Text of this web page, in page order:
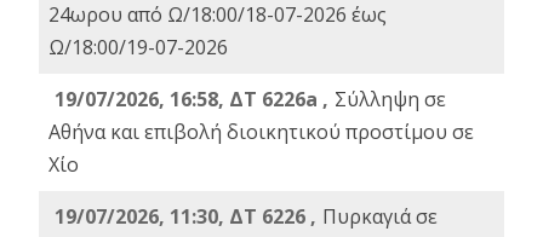
24ωρου από Ω/18:00/18-07-2026 έως
Ω/18:00/19-07-2026
19/07/2026, 16:58, ΔΤ 6226a , Σύλληψη σε
Αθήνα και επιβολή διοικητικού προστίμου σε
Χίο
19/07/2026, 11:30, ΔΤ 6226 , Πυρκαγιά σε